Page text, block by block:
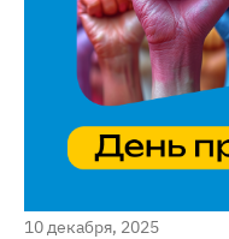
10 декабря, 2025